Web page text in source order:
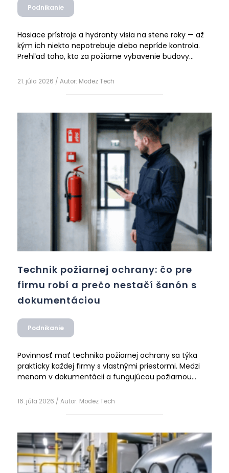
Podnikanie
Hasiace prístroje a hydranty visia na stene roky — až
kým ich niekto nepotrebuje alebo nepríde kontrola.
Prehľad toho, kto za požiarne vybavenie budovy
ktoré nedostatky sa v objektoch opakujú najčastejšie.
21. júla 2026 / Autor: Modez Tech
Technik požiarnej ochrany: čo pre
firmu robí a prečo nestačí šanón s
dokumentáciou
Podnikanie
Povinnosť mať technika požiarnej ochrany sa týka
prakticky každej firmy s vlastnými priestormi. Medzi
menom v dokumentácii a fungujúcou požiarnou
technik PO reálne robí a na čo si dať pozor.
16. júla 2026 / Autor: Modez Tech